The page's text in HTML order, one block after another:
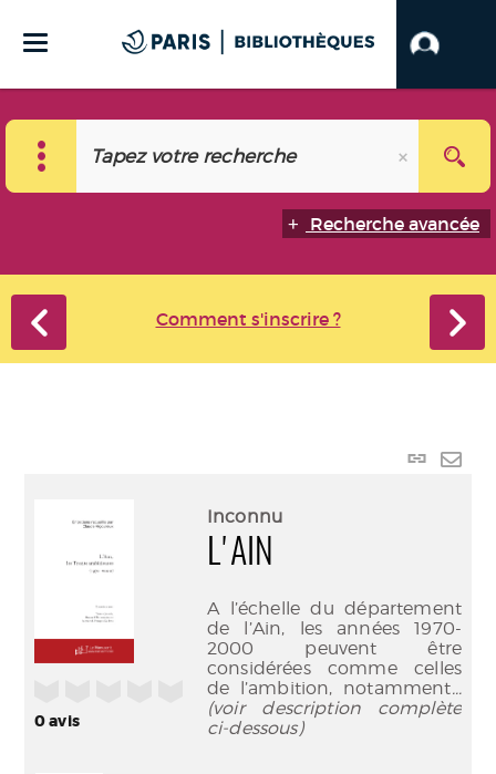
Recherche avancée
Comment s'inscrire ?
Lien
0avis
Inconnu
L'AIN
A l’échelle du département
de l’Ain, les années 1970-
2000 peuvent être
considérées comme celles
de l’ambition, notamment...
(voir description complète
ci-dessous)